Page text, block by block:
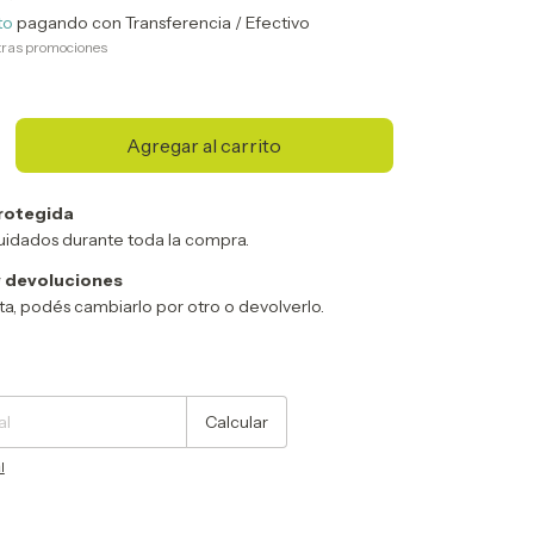
pagando con Transferencia / Efectivo
promociones
durante toda la compra.
devoluciones
podés cambiarlo por otro o devolverlo.
Calcular